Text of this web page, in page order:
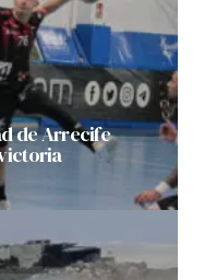
de Arrecife